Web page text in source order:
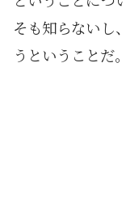
そも知らないし
うということだ。